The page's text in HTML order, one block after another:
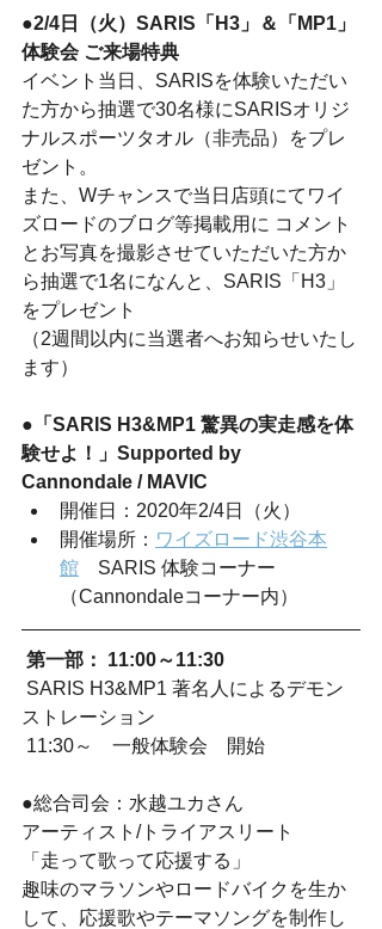
●2/4日（火）SARIS「H3」＆「MP1」
体験会 ご来場特典
イベント当日、SARISを体験いただい
た方から抽選で30名様にSARISオリジ
ナルスポーツタオル（非売品）をプレ
ゼント。
また、Wチャンスで当日店頭にてワイ
ズロードのブログ等掲載用に コメント
とお写真を撮影させていただいた方か
ら抽選で1名になんと、SARIS「H3」
をプレゼント
（2週間以内に当選者へお知らせいたし
ます）
●「SARIS H3&MP1 驚異の実走感を体
験せよ！」Supported by
Cannondale / MAVIC
開催日：2020年2/4日（火）
開催場所： ワイズロード渋谷本
館 SARIS 体験コーナー
（Cannondaleコーナー内）
第一部： 11:00～11:30
ストレーション
11:30～　一般体験会　開始
●総合司会：水越ユカさん
アーティスト/トライアスリート
「走って歌って応援する」
趣味のマラソンやロードバイクを生か
して、応援歌やテーマソングを制作し